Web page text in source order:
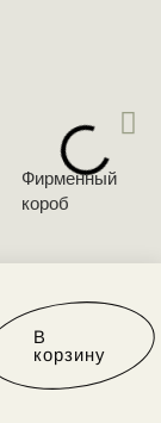
Фирменный
короб
В
корзину